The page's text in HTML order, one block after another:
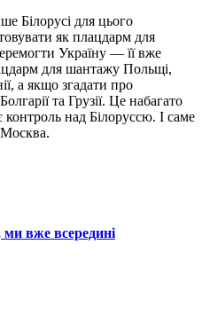
Білорусі для цього
як плацдарм для
Україну — її вже
для шантажу Польщі,
а якщо згадати про
та Грузії. Це набагато
контроль над Білоруссю. І саме
Москва.
ми вже всередині